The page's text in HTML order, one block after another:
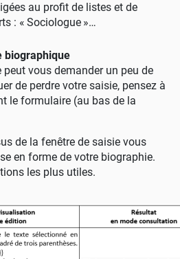
au profit de listes et de
: « Sociologue »…
biographique
vous demander un peu de
de perdre votre saisie, pensez à
le formulaire (au bas de la
de la fenêtre de saisie vous
en forme de votre biographie.
les plus utiles.